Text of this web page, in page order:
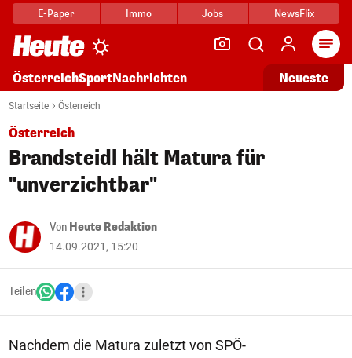
E-Paper Immo Jobs NewsFlix
ÖsterreichSportNachrichten Neueste
Startseite Österreich
Österreich
Brandsteidl hält Matura für
"unverzichtbar"
Von Heute Redaktion
14.09.2021, 15:20
Teilen
Nachdem die Matura zuletzt von SPÖ-